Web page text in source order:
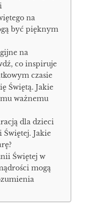
na
być pięknym
na
co inspiruje
czasie
Świętą. Jakie
ważnemu
dla dzieci
Jakie
Świętej w
mogą